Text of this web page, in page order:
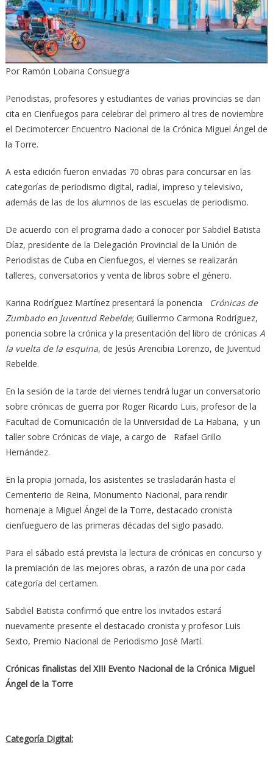
Por Ramón Lobaina Consuegra
Periodistas, profesores y estudiantes de varias provincias se dan
cita en Cienfuegos para celebrar del primero al tres de noviembre
el Decimotercer Encuentro Nacional de la Crónica Miguel Ángel de
la Torre.
A esta edición fueron enviadas 70 obras para concursar en las
categorías de periodismo digital, radial, impreso y televisivo,
además de las de los alumnos de las escuelas de periodismo.
De acuerdo con el programa dado a conocer por Sabdiel Batista
Díaz, presidente de la Delegación Provincial de la Unión de
Periodistas de Cuba en Cienfuegos, el viernes se realizarán
talleres, conversatorios y venta de libros sobre el género.
Karina Rodríguez Martínez presentará la ponencia
Crónicas de
Zumbado en Juventud Rebelde; Guillermo Carmona Rodríguez,
ponencia sobre la crónica y la presentación del libro de crónicas A
la vuelta de la esquina, de Jesús Arencibia Lorenzo, de Juventud
Rebelde.
En la sesión de la tarde del viernes tendrá lugar un conversatorio
sobre crónicas de guerra por Roger Ricardo Luis, profesor de la
Facultad de Comunicación de la Universidad de La Habana, y un
taller sobre Crónicas de viaje, a cargo de Rafael Grillo
Hernández.
En la propia jornada, los asistentes se trasladarán hasta el
Cementerio de Reina, Monumento Nacional, para rendir
homenaje a Miguel Ángel de la Torre, destacado cronista
cienfueguero de las primeras décadas del siglo pasado.
Para el sábado está prevista la lectura de crónicas en concurso y
la premiación de las mejores obras, a razón de una por cada
categoría del certamen.
Sabdiel Batista confirmó que entre los invitados estará
nuevamente presente el destacado cronista y profesor Luis
Sexto, Premio Nacional de Periodismo José Martí.
Crónicas finalistas del XIII Evento Nacional de la Crónica Miguel
Ángel de la Torre
Categoría Digital: